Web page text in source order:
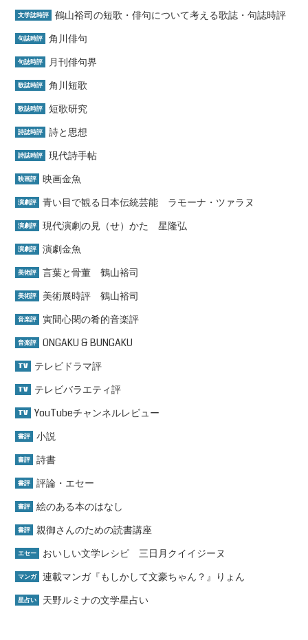
文学誌時評 鶴山裕司の短歌・俳句について考える歌誌・句誌時評
句誌時評 角川俳句
句誌時評 月刊俳句界
歌誌時評 角川短歌
歌誌時評 短歌研究
詩誌時評 詩と思想
詩誌時評 現代詩手帖
映画評 映画金魚
演劇評 青い目で観る日本伝統芸能 ラモーナ・ツァラヌ
演劇評 現代演劇の見（せ）かた 星隆弘
演劇評 演劇金魚
美術評 言葉と骨董 鶴山裕司
美術評 美術展時評 鶴山裕司
音楽評 寅間心閑の肴的音楽評
音楽評 ONGAKU & BUNGAKU
TV テレビドラマ評
TV テレビバラエティ評
TV YouTubeチャンネルレビュー
書評 小説
書評 詩書
書評 評論・エセー
書評 絵のある本のはなし
書評 親御さんのための読書講座
エセー おいしい文学レシピ 三日月クイイジーヌ
マンガ 連載マンガ『もしかして文豪ちゃん？』りょん
星占い 天野ルミナの文学星占い